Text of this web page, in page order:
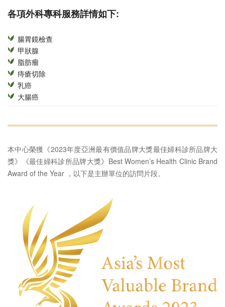
各項外科專科服務詳情如下:
腸胃鏡檢查
甲狀腺
脂肪瘤
痔瘡切除
乳癌
大腸癌
本中心榮獲《2023年度亞洲最有價值品牌大獎最佳婦科診所品牌大
獎》《最佳婦科診所品牌大獎》Best Women’s Health Clinic Brand
Award of the Year ，以下是主辦單位的訪問片段。